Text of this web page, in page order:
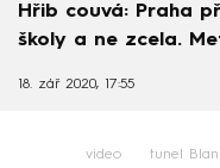
Hřib couvá: Praha
školy a ne zcela.
18. zář 2020, 17:55
video tunel